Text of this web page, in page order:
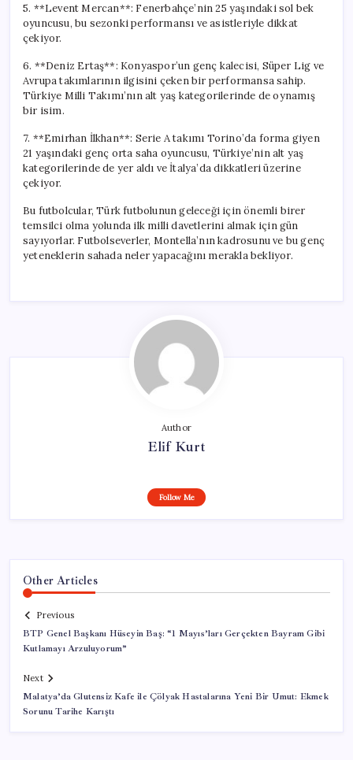
5. **Levent Mercan**: Fenerbahçe’nin 25 yaşındaki sol bek
oyuncusu, bu sezonki performansı ve asistleriyle dikkat
çekiyor.
6. **Deniz Ertaş**: Konyaspor’un genç kalecisi, Süper Lig ve
Avrupa takımlarının ilgisini çeken bir performansa sahip.
Türkiye Milli Takımı’nın alt yaş kategorilerinde de oynamış
bir isim.
7. **Emirhan İlkhan**: Serie A takımı Torino’da forma giyen
21 yaşındaki genç orta saha oyuncusu, Türkiye’nin alt yaş
kategorilerinde de yer aldı ve İtalya’da dikkatleri üzerine
çekiyor.
Bu futbolcular, Türk futbolunun geleceği için önemli birer
temsilci olma yolunda ilk milli davetlerini almak için gün
sayıyorlar. Futbolseverler, Montella’nın kadrosunu ve bu genç
yeteneklerin sahada neler yapacağını merakla bekliyor.
Author
Elif Kurt
Follow Me
Other Articles
Previous
BTP Genel Başkanı Hüseyin Baş: “1 Mayıs’ları Gerçekten Bayram Gibi
Kutlamayı Arzuluyorum”
Next
Malatya’da Glutensiz Kafe ile Çölyak Hastalarına Yeni Bir Umut: Ekmek
Sorunu Tarihe Karıştı